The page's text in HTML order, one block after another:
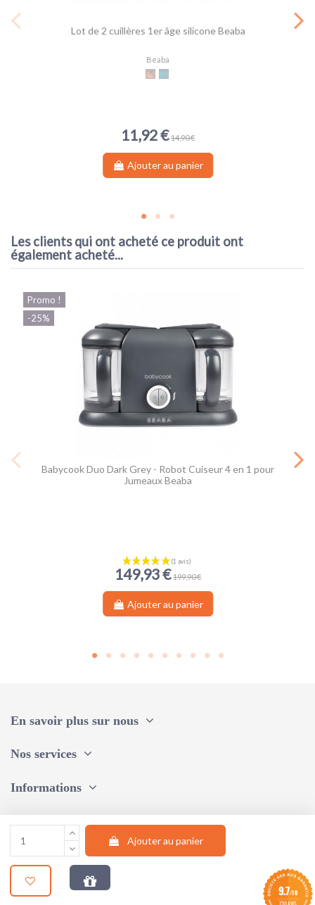
Ajouter au panier
Lot de 2 cuillères 1er âge silicone Beaba
Beaba
11,92 € 14,90 €
Grey/Pink
Grey/Blue
Ajouter au panier
Les clients qui ont acheté ce produit ont
également acheté...
Promo !
-25%
Babycook Duo Dark Grey - Robot Cuiseur 4 en 1 pour
Jumeaux Beaba
149,93 € 199,90 €
Ajouter au panier
En savoir plus sur nous
Nos services
Informations
Suivez-nous
9.7/10